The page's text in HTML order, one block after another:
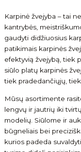
Karpinė žvejyba – tai
kantrybės,
gaudyti didžiuosius
patikimais karpinės
efektyvią žvejybą, tiek
siūlo platų karpinės
tiek pradedančiųjų,
Mūsų asortimente
lengvų ir jautrių iki
modelių. Siūlome ir
būgneliais bei
kurios padeda